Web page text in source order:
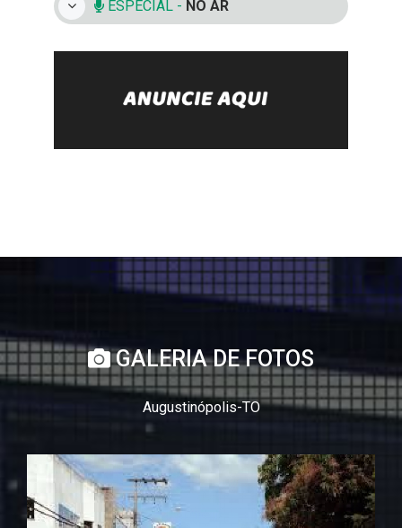
ESPECIAL - NO AR
GALERIA DE FOTOS
Augustinópolis-TO